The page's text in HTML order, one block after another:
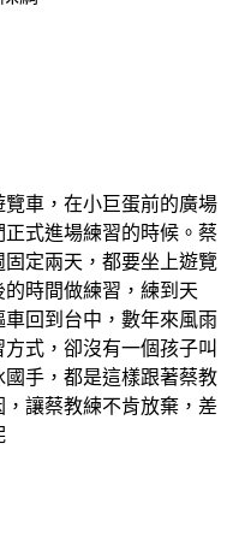
車，在小巨蛋前的廣場
式進場練習的時候。蔡
定兩天，都要坐上遊覽
時間做練習，練到天
回到台中，數年來風雨
式，卻沒有一個孩子叫
手，都是這樣跟著蔡教
讓蔡教練不肯放棄，差